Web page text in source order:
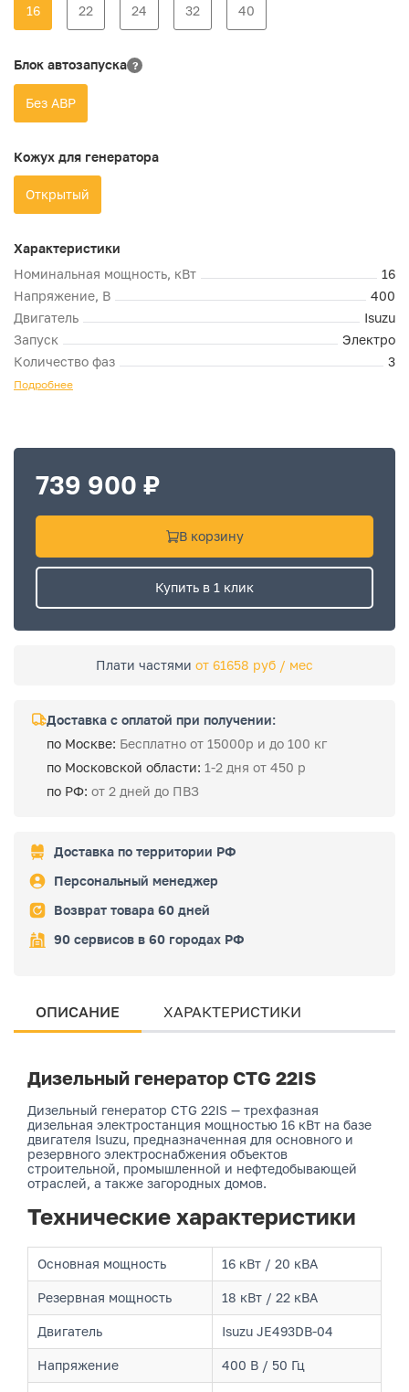
16 22 24 32 40
Блок автозапуска ?
Без АВР
Кожух для генератора
Открытый
Характеристики
Номинальная мощность, кВт
16
Напряжение, В
400
Двигатель
Isuzu
Запуск
Электро
Количество фаз
3
Подробнее
739 900 ₽
В корзину
Купить в 1 клик
Плати частями от 61658 руб / мес
Доставка с оплатой при получении:
по Москве: Бесплатно от 15000р и до 100 кг
по Московской области: 1-2 дня от 450 р
по РФ: от 2 дней до ПВЗ
Доставка по территории РФ
Персональный менеджер
Возврат товара 60 дней
90 сервисов в 60 городах РФ
ОПИСАНИЕ ХАРАКТЕРИСТИКИ
Дизельный генератор CTG 22IS
Дизельный генератор CTG 22IS — трехфазная
дизельная электростанция мощностью 16 кВт на базе
двигателя Isuzu, предназначенная для основного и
резервного электроснабжения объектов
строительной, промышленной и нефтедобывающей
отраслей, а также загородных домов.
Технические характеристики
Основная мощность 16 кВт / 20 кВА
Резервная мощность 18 кВт / 22 кВА
Двигатель Isuzu JE493DB-04
Напряжение 400 В / 50 Гц